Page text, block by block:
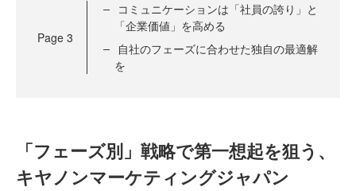
Page 3
コミュニケーションは「社員の誇り」と
「企業価値」を高める
自社のフェーズに合わせた独自の最適解
を
「フェーズ別」戦略で第一想起を狙う、
キヤノンマーケティングジャパン